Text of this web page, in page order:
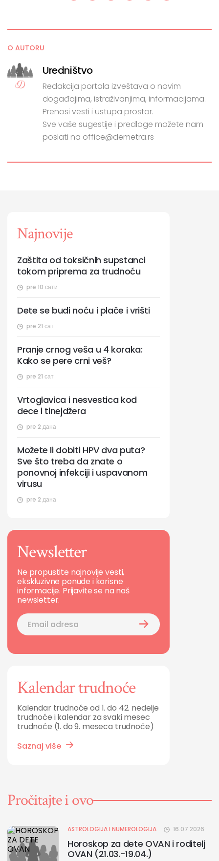
O AUTORU
Uredništvo
Redakcija portala izveštava o novim
događajima, istraživanjima, informacijama.
Prenosi vesti i ustupa prostor.
Sve vaše sugestije i predloge možete nam
poslati na office@demetra.rs
Najnovije
pre 10 сати
Zaštita od toksičnih supstanci
tokom priprema za trudnoću
pre 21 сат
Dete se budi noću i plače i vrišti
pre 21 сат
Pranje crnog veša u 4 koraka:
Kako se pere crni veš?
pre 2 дана
Vrtoglavica i nesvestica kod
dece i tinejdžera
pre 2 дана
Možete li dobiti HPV dva puta?
Sve što treba da znate o
ponovnoj infekciji i uspavanom
virusu
Newsletter
Ne propustite najnovije vesti,
ekskluzivne ponude i korisne
informacije. Prijavite se na naš
newsletter.
Kalendar trudnoće
Kalendar trudnoće od 1. do 42. nedelje
trudnoće i kalendar za svaki mesec
trudnoće (1. do 9. meseca trudnoće)
Saznaj više
Pročitajte i ovo
ASTROLOGIJA I NUMEROLOGIJA 16.07.2026
Horoskop za dete OVAN i roditelj
OVAN (21.03.-19.04.)